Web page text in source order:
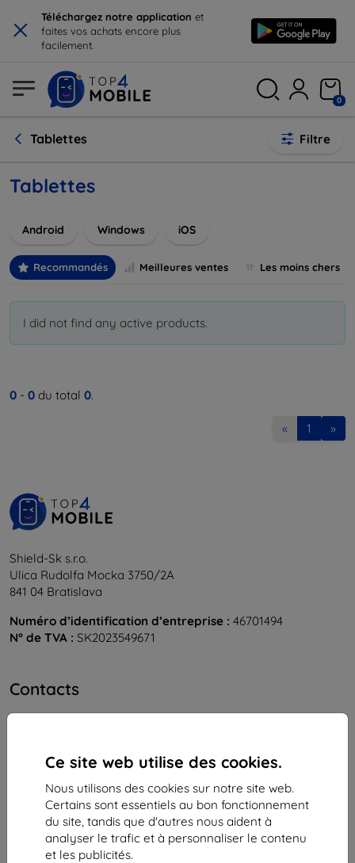
× Téléchargez notre application et
faites vos achats encore plus
facilement.
Ce site web utilise des cookies.
Nous utilisons des cookies sur notre site web.
Certains sont essentiels au bon fonctionnement
du site, tandis que d'autres nous aident à
analyser le trafic et à personnaliser le contenu
et les publicités.
0
Tablettes Filtre
Tablettes
Android Windows iOS
Recommandés Meilleures ventes Les moins chers
I did not find any active products.
0 - 0 du total 0.
« 1 »
Shield-Sk s.r.o.
Ulica Rudolfa Mocka 3750/2A
841 04 Bratislava
Numéro d’identification d’entreprise : 46701494
N° de TVA : SK2023549671
Contacts
Contactez-nous
Du lundi au vendredi :
En ligne8h00 – 16h00
Samedi et dimanche :
Hors ligne